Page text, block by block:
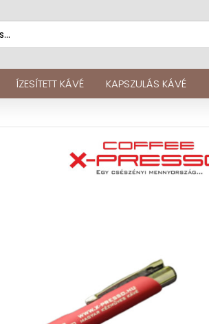
ÍZESÍTETT KÁVÉ KAPSZULÁS KÁVÉ